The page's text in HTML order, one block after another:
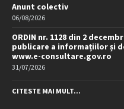
Anunt colectiv
06/08/2026
ORDIN nr. 1128 din 2
publicare a informațiilor și
www.e-consultare.gov.ro
31/07/2026
CITESTE MAI MULT...